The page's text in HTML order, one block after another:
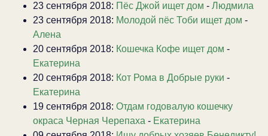
23 сентября 2018: Пёс Джой ищет дом - Людмила
23 сентября 2018: Молодой пёс Тоби ищет дом -
Алена
20 сентября 2018: Кошечка Кофе ищет дом -
Екатерина
20 сентября 2018: Кот Рома в Добрые руки -
Екатерина
19 сентября 2018: Отдам годовалую кошечку
окраса Черная Черепаха - Екатерина